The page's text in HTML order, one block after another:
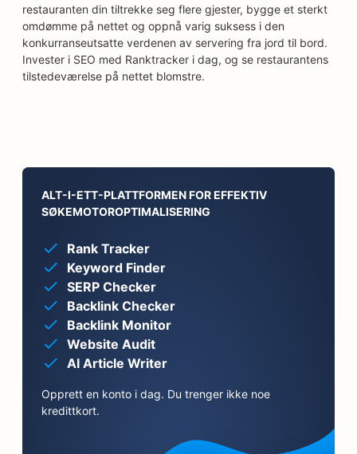
restauranten din tiltrekke seg flere gjester, bygge et sterkt
omdømme på nettet og oppnå varig suksess i den
konkurranseutsatte verdenen av servering fra jord til bord.
Invester i SEO med Ranktracker i dag, og se restaurantens
tilstedeværelse på nettet blomstre.
ALT-I-ETT-PLATTFORMEN FOR EFFEKTIV
SØKEMOTOROPTIMALISERING
Rank Tracker
Keyword Finder
SERP Checker
Backlink Checker
Backlink Monitor
Website Audit
AI Article Writer
Opprett en konto i dag. Du trenger ikke noe
kredittkort.